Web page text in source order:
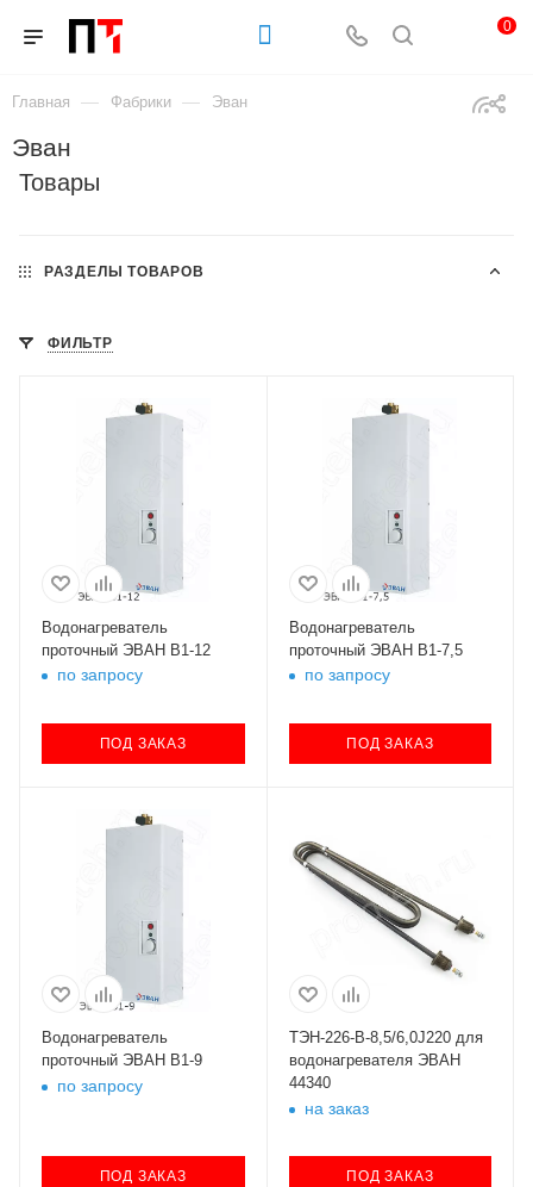
0
Главная — Фабрики — Эван
Эван
Товары
РАЗДЕЛЫ ТОВАРОВ
ФИЛЬТР
Водонагреватель
проточный ЭВАН В1-12
по запросу
ПОД ЗАКАЗ
Водонагреватель
проточный ЭВАН В1-7,5
по запросу
ПОД ЗАКАЗ
Водонагреватель
проточный ЭВАН В1-9
по запросу
ПОД ЗАКАЗ
ТЭН-226-В-8,5/6,0J220 для
водонагревателя ЭВАН
44340
на заказ
ПОД ЗАКАЗ